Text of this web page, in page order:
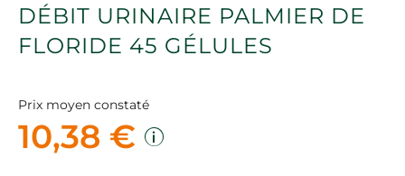
DÉBIT URINAIRE PALMIER DE
FLORIDE 45 GÉLULES
Prix moyen constaté
10,38 €